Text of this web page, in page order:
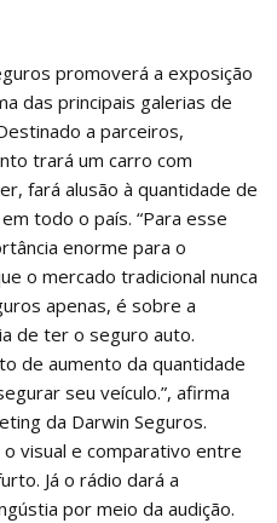
promoverá a exposição
das principais galerias de
a parceiros,
trará um carro com
fará alusão à quantidade de
todo o país. “Para esse
enorme para o
o mercado tradicional nunca
apenas, é sobre a
de ter o seguro auto.
de aumento da quantidade
seu veículo.”, afirma
da Darwin Seguros.
visual e comparativo entre
Já o rádio dará a
por meio da audição.